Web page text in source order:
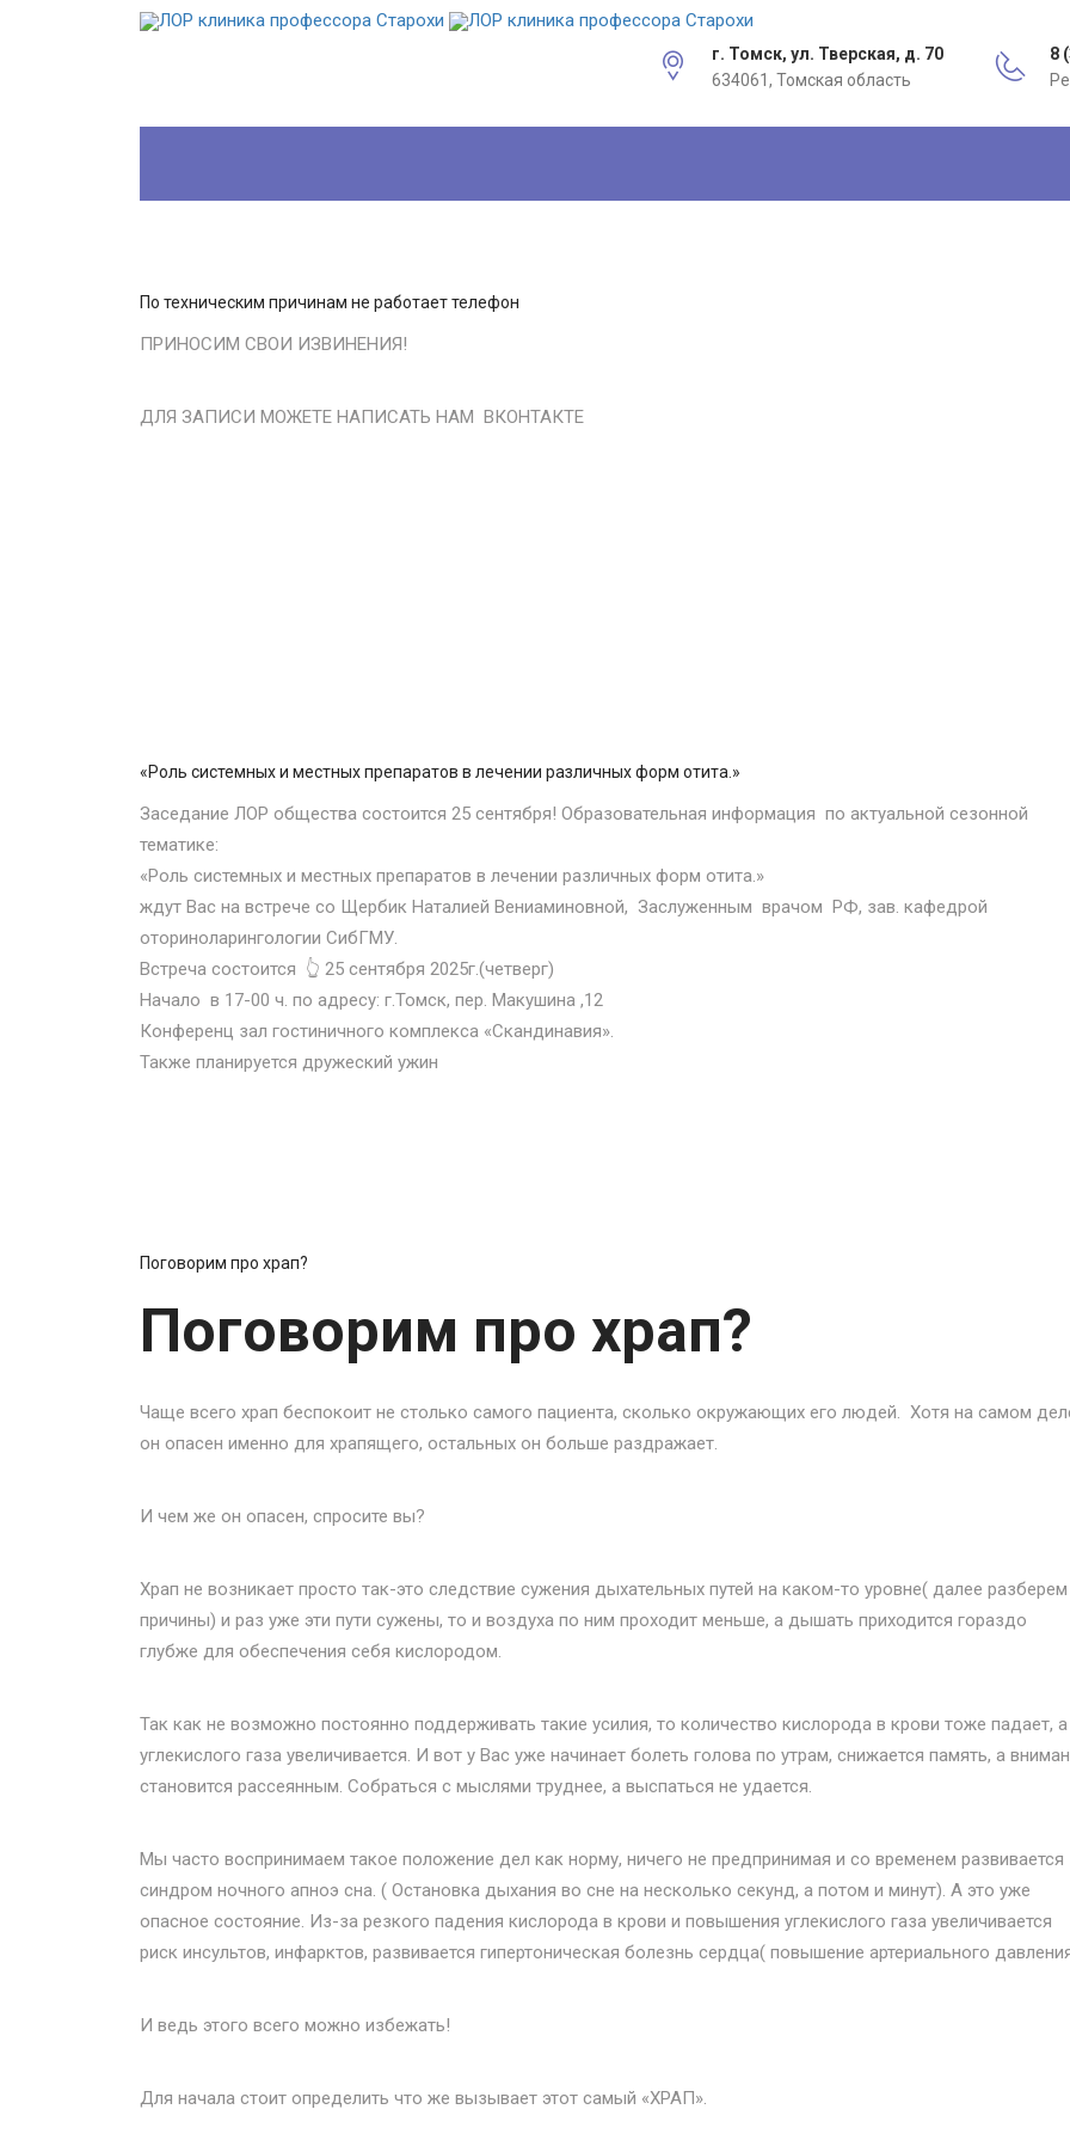
г. Томск, ул. Тверская, д. 70
634061, Томская область
8
По техническим причинам не работает телефон
ПРИНОСИМ СВОИ ИЗВИНЕНИЯ!
ДЛЯ ЗАПИСИ МОЖЕТЕ НАПИСАТЬ НАМ ВКОНТАКТЕ
«Роль системных и местных препаратов в лечении различных форм отита.»
Заседание ЛОР общества состоится 25 сентября! Образовательная информация по актуальной сезонной
тематике:
«Роль системных и местных препаратов в лечении различных форм отита.»
ждут Вас на встрече со Щербик Наталией Вениаминовной, Заслуженным врачом РФ, зав. кафедрой
оториноларингологии СибГМУ.
Встреча состоится 👆 25 сентября 2025г.(четверг)
Начало в 17-00 ч. по адресу: г.Томск, пер. Макушина ,12
Конференц зал гостиничного комплекса «Скандинавия».
Также планируется дружеский ужин
Поговорим про храп?
Поговорим про храп?
Чаще всего храп беспокоит не столько самого пациента, сколько окружающих его людей. Хотя на самом
он опасен именно для храпящего, остальных он больше раздражает.
И чем же он опасен, спросите вы?
Храп не возникает просто так-это следствие сужения дыхательных путей на каком-то уровне( далее разберем
причины) и раз уже эти пути сужены, то и воздуха по ним проходит меньше, а дышать приходится гораздо
глубже для обеспечения себя кислородом.
Так как не возможно постоянно поддерживать такие усилия, то количество кислорода в крови тоже падает, а
углекислого газа увеличивается. И вот у Вас уже начинает болеть голова по утрам, снижается память, а
становится рассеянным. Собраться с мыслями труднее, а выспаться не удается.
Мы часто воспринимаем такое положение дел как норму, ничего не предпринимая и со временем развивается
синдром ночного апноэ сна. ( Остановка дыхания во сне на несколько секунд, а потом и минут). А это уже
опасное состояние. Из-за резкого падения кислорода в крови и повышения углекислого газа увеличивается
риск инсультов, инфарктов, развивается гипертоническая болезнь сердца( повышение артериального
И ведь этого всего можно избежать!
Для начала стоит определить что же вызывает этот самый «ХРАП».